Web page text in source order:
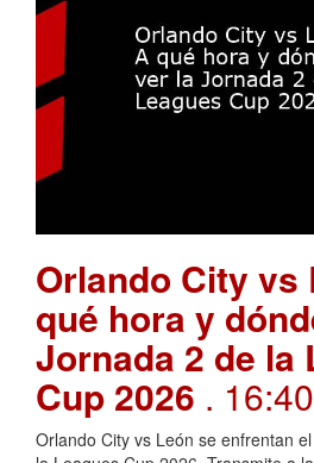
Orlando City vs
qué hora y
Jornada 2 de la
Cup 2026 . 16:40
Orlando City vs León se enfrentan